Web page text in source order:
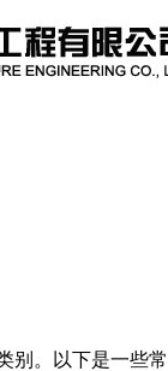
别。以下是一些常